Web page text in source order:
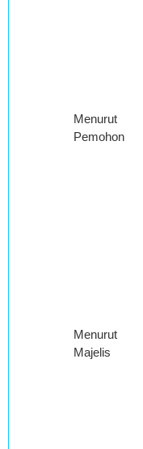
Menurut
Pemohon
Menurut
Majelis